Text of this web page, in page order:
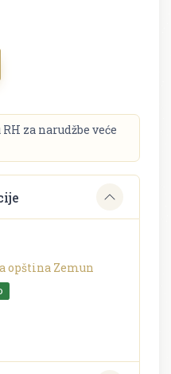
za narudžbe veće
opština Zemun